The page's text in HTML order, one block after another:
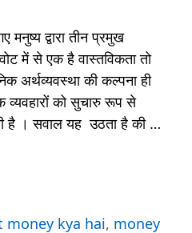
द्वारा तीन प्रमुख
में से एक है वास्तविकता तो
अर्थव्यवस्था की कल्पना ही
व्यवहारों को सुचारु रूप से
है । सवाल यह उठता है की …
money kya hai, money